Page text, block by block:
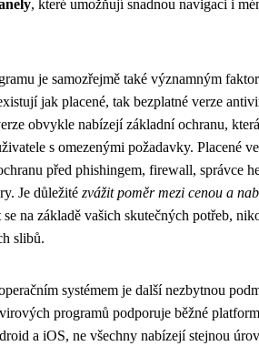
, které umožňují snadnou navigaci i
je samozřejmě také významným
jak placené, tak bezplatné verze
obvykle nabízejí základní ochranu,
s omezenými požadavky. Placené
před phishingem, firewall, správce
Je důležité zvážit poměr mezi cenou a
se na základě vašich skutečných potřeb,
slibů.
systémem je další nezbytnou
programů podporuje běžné
a iOS, ne všechny nabízejí stejnou